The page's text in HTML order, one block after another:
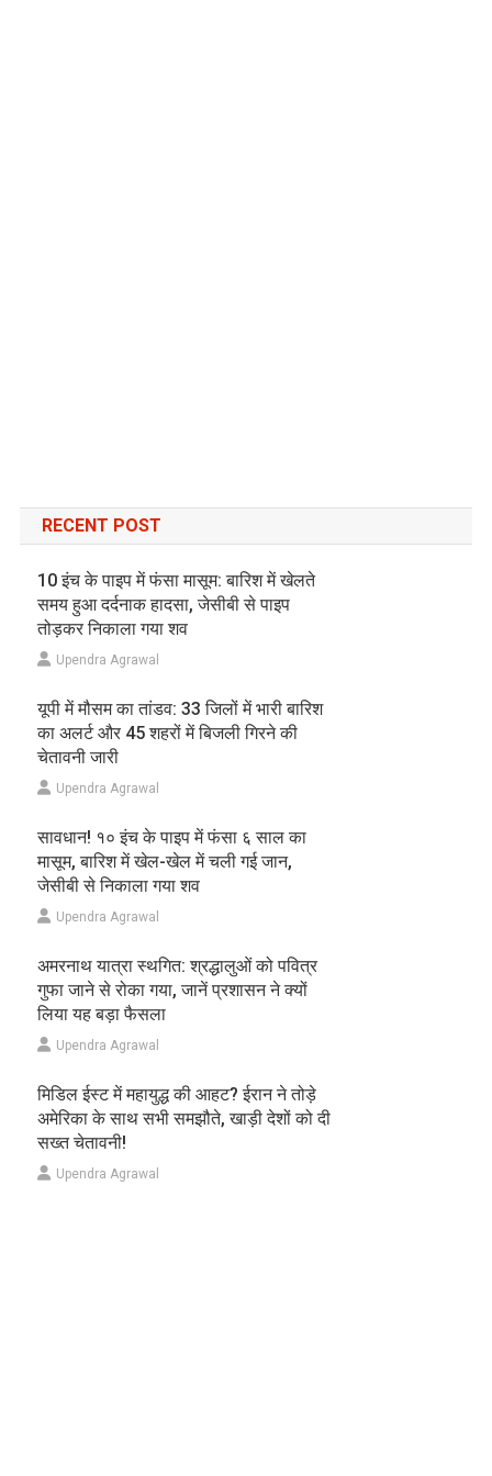
RECENT POST
10 इंच के पाइप में फंसा मासूम: बारिश में खेलते
समय हुआ दर्दनाक हादसा, जेसीबी से पाइप
तोड़कर निकाला गया शव
Upendra Agrawal
यूपी में मौसम का तांडव: 33 जिलों में भारी बारिश
का अलर्ट और 45 शहरों में बिजली गिरने की
चेतावनी जारी
Upendra Agrawal
सावधान! १० इंच के पाइप में फंसा ६ साल का
मासूम, बारिश में खेल-खेल में चली गई जान,
जेसीबी से निकाला गया शव
Upendra Agrawal
अमरनाथ यात्रा स्थगित: श्रद्धालुओं को पवित्र
गुफा जाने से रोका गया, जानें प्रशासन ने क्यों
लिया यह बड़ा फैसला
Upendra Agrawal
मिडिल ईस्ट में महायुद्ध की आहट? ईरान ने तोड़े
अमेरिका के साथ सभी समझौते, खाड़ी देशों को दी
सख्त चेतावनी!
Upendra Agrawal